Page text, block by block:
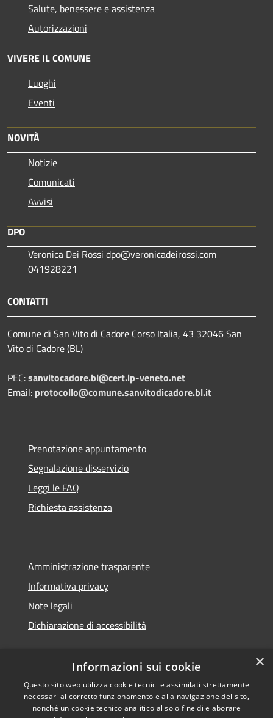
Salute, benessere e assistenza
Autorizzazioni
VIVERE IL COMUNE
Luoghi
Eventi
NOVITÀ
Notizie
Comunicati
Avvisi
DPO
Veronica Dei Rossi dpo@veronicadeirossi.com
041928221
CONTATTI
Comune di San Vito di Cadore Corso Italia, 43 32046 San
Vito di Cadore (BL)
PEC:sanvitocadore.bl@cert.ip-veneto.net
Email: protocollo@comune.sanvitodicadore.bl.it
Prenotazione appuntamento
Segnalazione disservizio
Leggi le FAQ
Richiesta assistenza
Amministrazione trasparente
Informativa privacy
Note legali
Dichiarazione di accessibilità
×
Informazioni sui cookie
Questo sito web utilizza cookie tecnici e assimilati strettamente
necessari al corretto funzionamento e alla navigazione del sito,
nonché un cookie tecnico analitico al solo fine di elaborare